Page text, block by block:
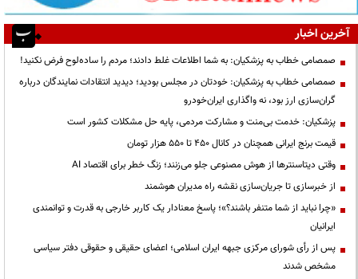
آخرین اخبار
صمصامی خطاب به پزشکیان: به شما اطلاعات غلط دادند؛ مردم را ساده‌لوح فرض نکنید!
صمصامی خطاب به پزشکیان: خودتان در مجلس بودید؛ دیدید انتقادات نمایندگان درباره
گران‌سازی ارز بود، نه واگذاری ایران‌خودرو
پزشکیان: خدمت بی‌منت و مشارکت مردمی، پایه حل مشکلات کشور است
قیمت‌ برنج ایرانی همچنان در کانال ۴۵۰ تا ۵۵۰ هزار تومان
وقتی دیتاسنترها از هوش مصنوعی جلو می‌زنند؛ زنگ خطر برای اقتصاد AI
از خبرسازی تا جریان‌سازی نقشه راه مدیران هوشمند
«چرا نباید از شما متنفر باشند؟»؛ پاسخ معنادار یک کاربر خارجی به قدرت و توانمندی
ایرانیان
پس از رأی شورای مرکزی جبهه ایران اسلامی؛ اعضای حقیقی و حقوقی دفتر سیاسی
مشخص شدند